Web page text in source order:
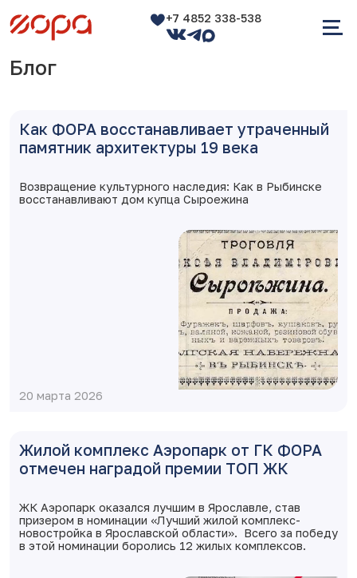
+7 4852 338-538
Блог
Как ФОРА восстанавливает утраченный
памятник архитектуры 19 века
Возвращение культурного наследия: Как в Рыбинске
восстанавливают дом купца Сыроежина
20 марта 2026
Жилой комплекс Аэропарк от ГК ФОРА
отмечен наградой премии ТОП ЖК
ЖК Аэропарк оказался лучшим в Ярославле, став
призером в номинации «Лучший жилой комплекс-
новостройка в Ярославской области». Всего за победу
в этой номинации боролись 12 жилых комплексов.